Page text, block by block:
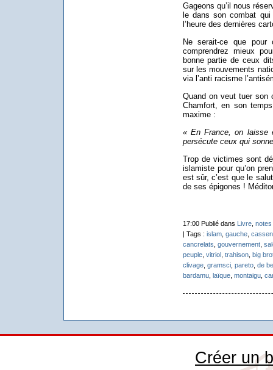
Gageons qu’il nous
le dans son combat
l’heure des dernières
Ne serait-ce que
comprendrez mieux
bonne partie de ceux
sur les mouvements
via l’anti racisme
Quand on veut tuer son
Chamfort, en son
maxime :
« En France, on laisse
persécute ceux qui
Trop de victimes sont
islamiste pour qu’on
est sûr, c’est que le
de ses épigones !
17:00 Publié dans Livre, notes
| Tags : islam, gauche, cassen
cancrelats gouvernement,
peuple, vitriol, trahison, big
clivage, gramsci, pareto, de
bardamu, laïque, montaigu,
Créer un